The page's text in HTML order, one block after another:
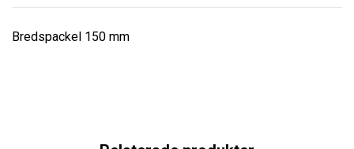
Bredspackel 150 mm